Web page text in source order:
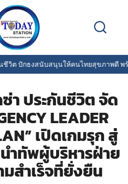
ต ปักธงสนับสนุนให้คนไทยสุขภาพดี พร้อ
า ประกันชีวิต จัด
LEADER
เปิดเกมรุก สู่
ำทัพผู้บริหารฝ่าย
สำเร็จที่ยั่งยืน